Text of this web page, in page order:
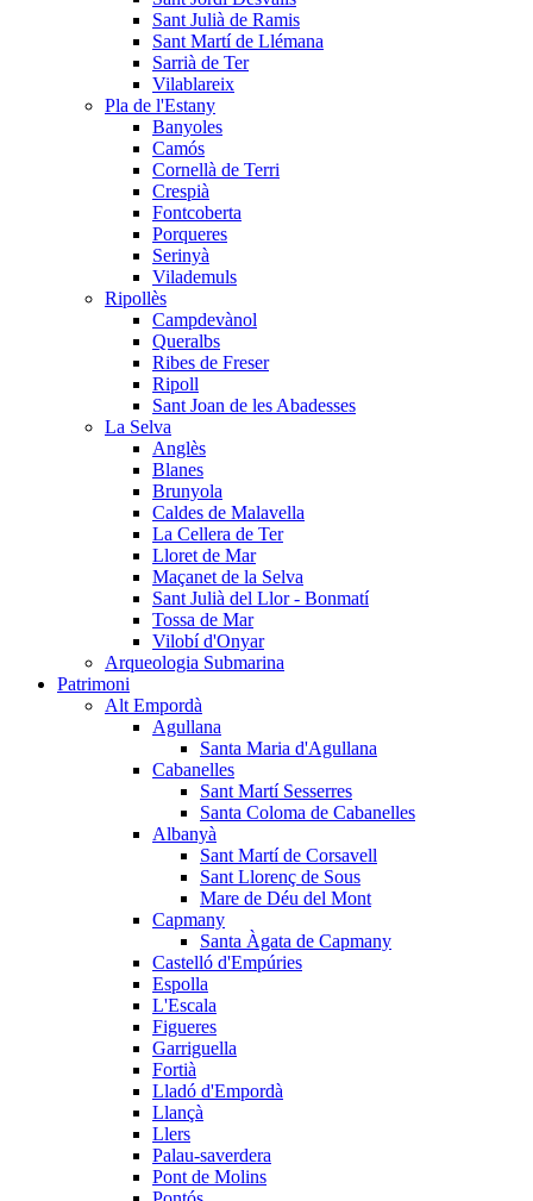
Sant Julià de Ramis
Sant Martí de Llémana
Sarrià de Ter
Vilablareix
Pla de l'Estany
Banyoles
Camós
Cornellà de Terri
Crespià
Fontcoberta
Porqueres
Serinyà
Vilademuls
Ripollès
Campdevànol
Queralbs
Ribes de Freser
Ripoll
Sant Joan de les Abadesses
La Selva
Anglès
Blanes
Brunyola
Caldes de Malavella
La Cellera de Ter
Lloret de Mar
Maçanet de la Selva
Sant Julià del Llor - Bonmatí
Tossa de Mar
Vilobí d'Onyar
Arqueologia Submarina
Patrimoni
Alt Empordà
Agullana
Santa Maria d'Agullana
Cabanelles
Sant Martí Sesserres
Santa Coloma de Cabanelles
Albanyà
Sant Martí de Corsavell
Sant Llorenç de Sous
Mare de Déu del Mont
Capmany
Santa Àgata de Capmany
Castelló d'Empúries
Espolla
L'Escala
Figueres
Garriguella
Fortià
Lladó d'Empordà
Llançà
Llers
Palau-saverdera
Pont de Molins